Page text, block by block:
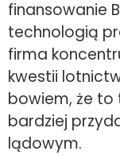
finansowanie
technologią
firma
kwestii
bowiem, że
bardziej
lądowym.